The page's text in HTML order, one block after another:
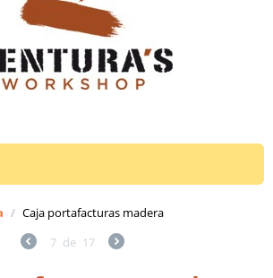
/ Caja portafacturas madera
7 de 17